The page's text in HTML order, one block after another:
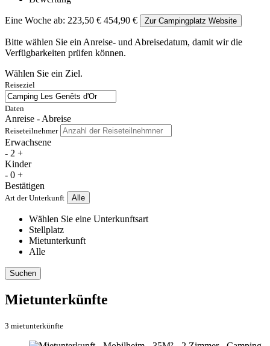
Eine Woche ab: 223,50 € 454,90 € Zur Campingplatz Website
Bitte wählen Sie ein Anreise- und Abreisedatum, damit wir die
Verfügbarkeiten prüfen können.
Wählen Sie ein Ziel.
Reiseziel
Daten
Anreise - Abreise
Reiseteilnehmer
Erwachsene
- 2 +
Kinder
- 0 +
Bestätigen
Art der Unterkunft Alle
Wählen Sie eine Unterkunftsart
Stellplatz
Mietunterkunft
Alle
Suchen
Mietunterkünfte
3 mietunterkünfte